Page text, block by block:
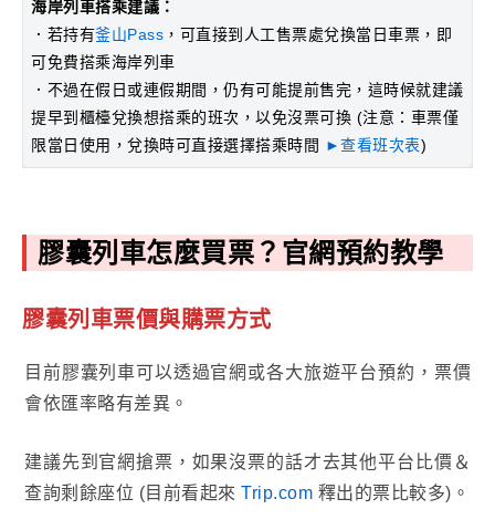
海岸列車搭乘建議：
．若持有釜山Pass ，可直接到人工售票處兌換當日車票，即
可免費搭乘海岸列車
．不過在假日或連假期間，仍有可能提前售完，這時候就建議
提早到櫃檯兌換想搭乘的班次，以免沒票可換 (注意：車票僅
限當日使用，兌換時可直接選擇搭乘時間 ►查看班次表)
膠囊列車怎麼買票？官網預約教學
膠囊列車票價與購票方式
目前膠囊列車可以透過官網或各大旅遊平台預約，票價
會依匯率略有差異。
建議先到官網搶票，如果沒票的話才去其他平台比價＆
查詢剩餘座位 (目前看起來 Trip.com 釋出的票比較多)。